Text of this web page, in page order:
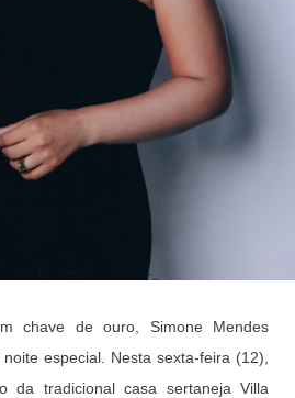
chave de ouro, Simone Mendes
especial. Nesta sexta-feira (12),
da tradicional casa sertaneja Villa